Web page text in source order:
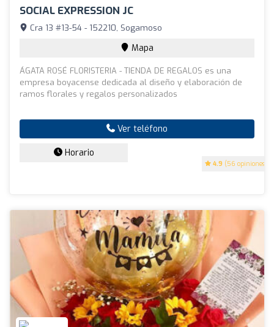
SOCIAL EXPRESSION JC
4.9 (56 opiniones)
Cra 13 #13-54 - 152210, Sogamoso
Mapa
ÁGATA ROSÉ FLORISTERIA - TIENDA DE REGALOS es una
empresa boyacense dedicada al diseño y elaboración de
ramos florales y regalos personalizados
Ver teléfono
Horario